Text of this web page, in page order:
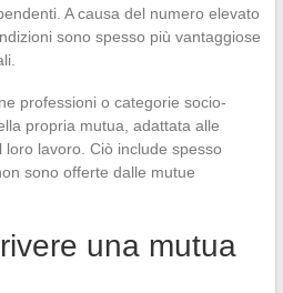
A causa del numero elevato
sono spesso più vantaggiose
professioni o categorie socio-
propria mutua, adattata alle
lavoro. Ciò include spesso
sono offerte dalle mutue
una mutua